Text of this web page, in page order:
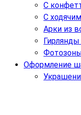
С
С
Арки из
Оформление